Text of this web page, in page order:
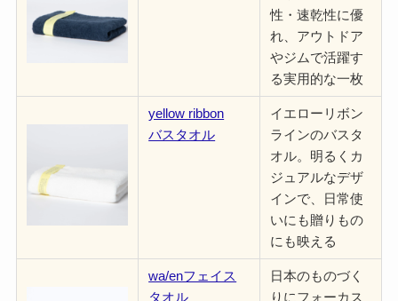
性・速乾性に優
れ、アウトドア
やジムで活躍す
る実用的な一枚
yellow ribbon
バスタオル
イエローリボン
ラインのバスタ
オル。明るくカ
ジュアルなデザ
インで、日常使
いにも贈りもの
にも映える
wa/enフェイス
タオル
日本のものづく
りにフォーカス